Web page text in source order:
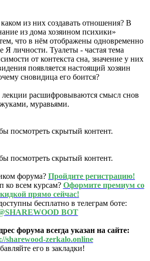
из них создавать отношения? В
из дома хозяином психики»
что в нём отображены одновременно
личности. Туалеты - частая тема
от контекста сна, значение у них
появляется настоящий хозяин
сновидица его боится?
расшифровываются смысл снов
муравьями.
посмотреть скрытый контент.
посмотреть скрытый контент.
форума? Пройдите регистрацию!
ко всем курсам? Оформите премиум со
прямо сейчас!
бесплатно в телеграм боте:
BOT
форума всегда указан на сайте:
sharewood-zerkalo.online
его в закладки!